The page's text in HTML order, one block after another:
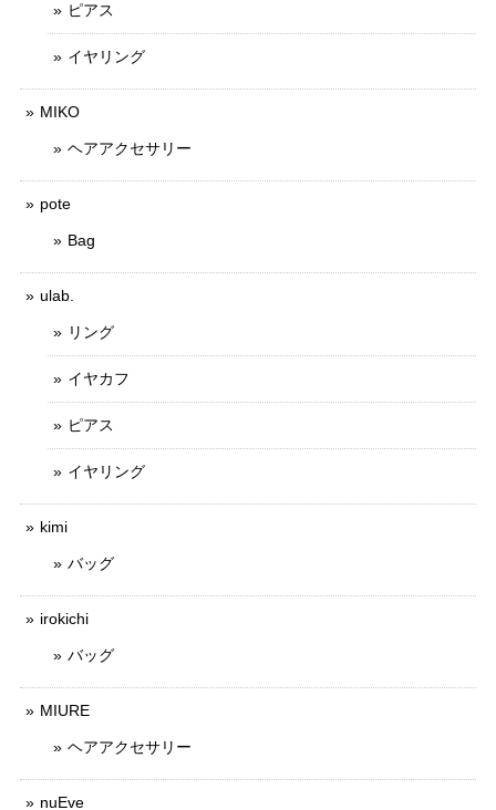
ピアス
イヤリング
MIKO
ヘアアクセサリー
pote
Bag
ulab.
リング
イヤカフ
ピアス
イヤリング
kimi
バッグ
irokichi
バッグ
MIURE
ヘアアクセサリー
nuEve